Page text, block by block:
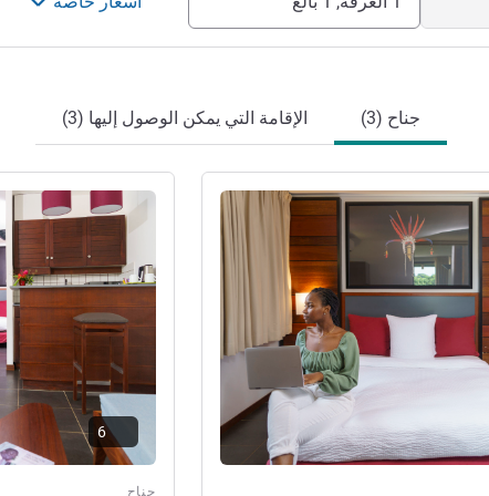
جناح (3) الإقامة التي يمكن الوصول إليها (3)
جناح
راجع التفاصيل
6